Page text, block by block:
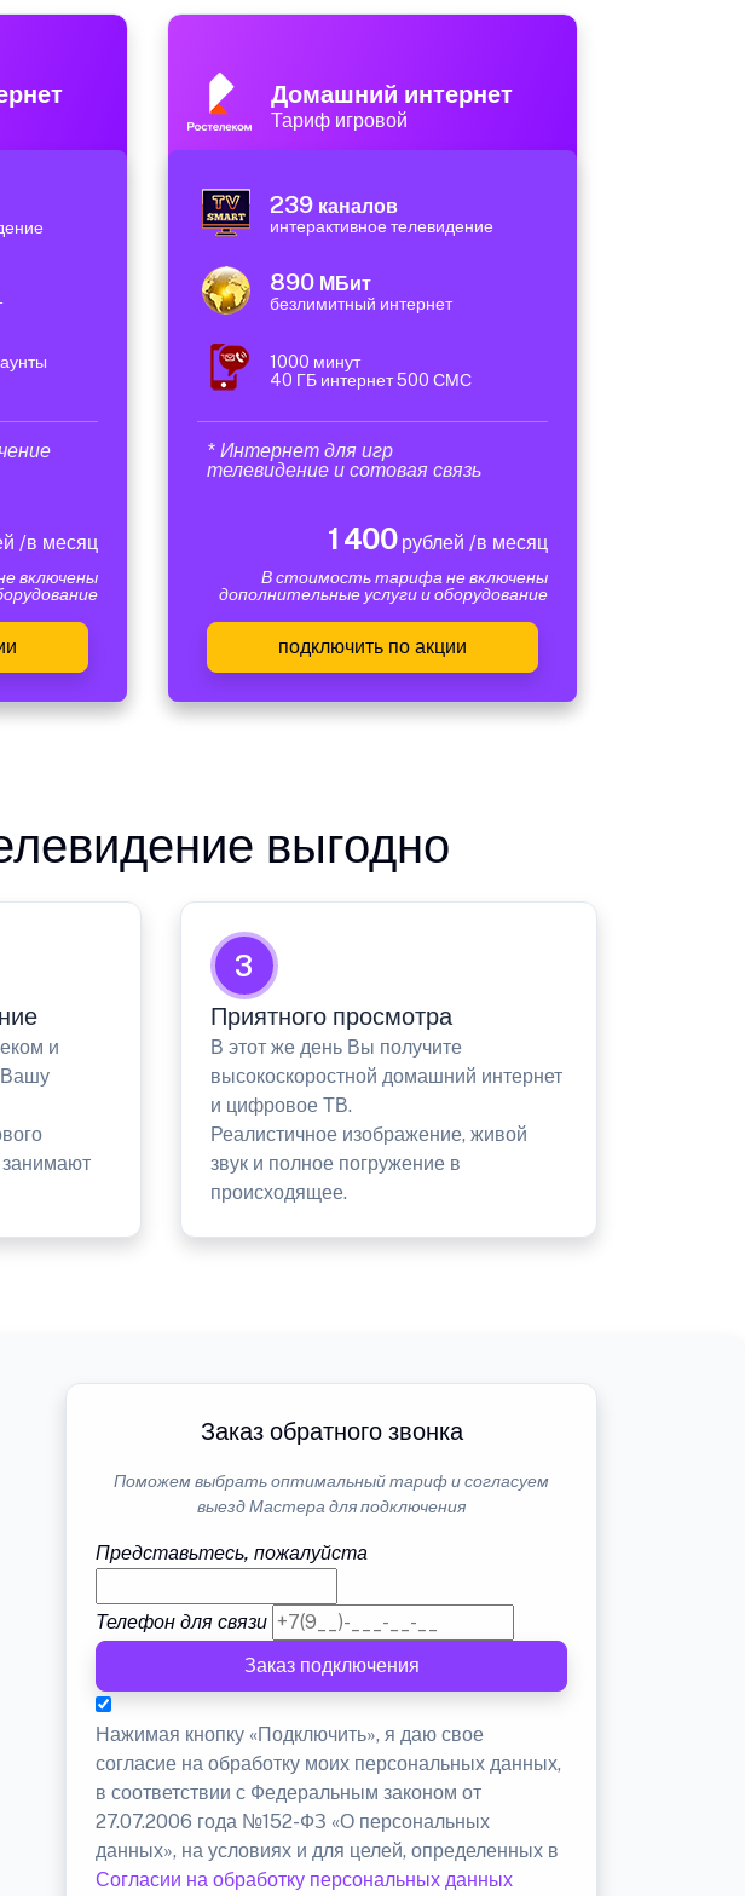
/в месяц
включены
Домашний интернет
Тариф игровой
239 каналов
интерактивное телевидение
890 МБит
безлимитный интернет
1000 минут
40 ГБ интернет 500 СМС
* Интернет для игр
телевидение и сотовая связь
1 400рублей /в месяц
В стоимость тарифа не включены
дополнительные услуги и оборудование
подключить по акции
выгодно
и
Вашу
3
Приятного просмотра
В этот же день Вы получите
высокоскоростной домашний интернет
и цифровое ТВ.
Реалистичное изображение, живой
звук и полное погружение в
происходящее.
Заказ обратного звонка
Поможем выбрать оптимальный тариф и согласуем
выезд Мастера для подключения
Представьтесь, пожалуйста
Телефон для связи
Заказ подключения
Нажимая кнопку «Подключить», я даю свое
согласие на обработку моих персональных данных,
в соответствии с Федеральным законом от
27.07.2006 года №152-ФЗ «О персональных
данных», на условиях и для целей, определенных в
Согласии на обработку персональных данных